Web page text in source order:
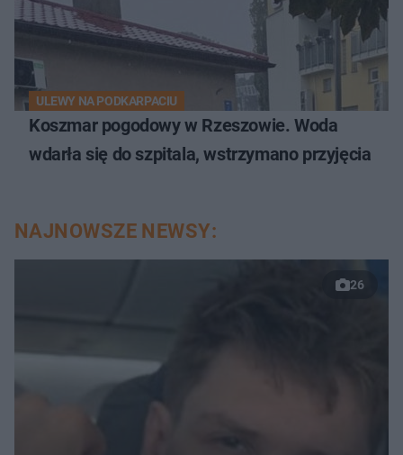
ULEWY NA PODKARPACIU
Koszmar pogodowy w Rzeszowie. Woda
wdarła się do szpitala, wstrzymano przyjęcia
NAJNOWSZE NEWSY:
26